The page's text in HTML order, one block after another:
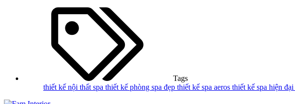
Tags
thiết kế nội thất spa thiết kế phòng spa đẹp thiết kế spa aeros thiết kế spa hiện đại